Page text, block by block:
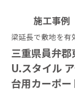
施工事例
梁延長で敷地を
三重県員弁
U.スタイル
台用カーポ